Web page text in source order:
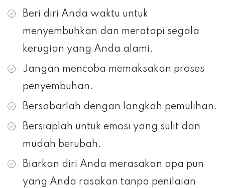
Beri diri Anda waktu untuk
menyembuhkan dan meratapi segala
kerugian yang Anda alami.
Jangan mencoba memaksakan proses
penyembuhan.
Bersabarlah dengan langkah pemulihan.
Bersiaplah untuk emosi yang sulit dan
mudah berubah.
Biarkan diri Anda merasakan apa pun
yang Anda rasakan tanpa penilaian